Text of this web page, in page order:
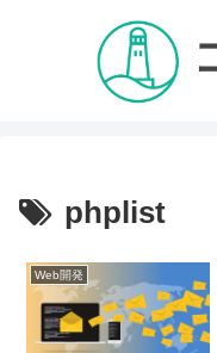
phplist
Web開発